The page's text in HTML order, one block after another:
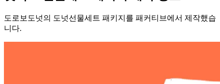
도로보도넛의 도넛선물세트 패키지를 패커티브에서 제작했습
니다.